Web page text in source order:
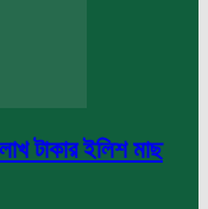
টাকার ইলিশ মাছ